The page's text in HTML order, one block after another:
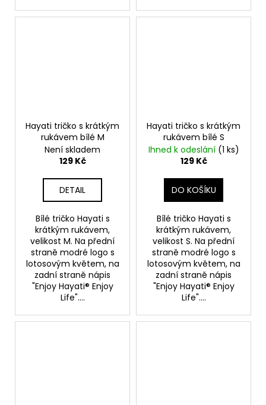
Hayati tričko s krátkým
rukávem bílé M
Není skladem
129 Kč
DETAIL
Bílé tričko Hayati s
krátkým rukávem,
velikost M. Na přední
straně modré logo s
lotosovým květem, na
zadní straně nápis
"Enjoy Hayati® Enjoy
Life"....
Hayati tričko s krátkým
rukávem bílé S
Ihned k odeslání (1 ks)
129 Kč
DO KOŠÍKU
Bílé tričko Hayati s
krátkým rukávem,
velikost S. Na přední
straně modré logo s
lotosovým květem, na
zadní straně nápis
"Enjoy Hayati® Enjoy
Life"....